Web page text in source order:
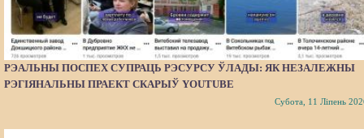
РЭАЛЬНЫ ПОСПЕХ СУПРАЦЬ РЭСУРСУ ЎЛАДЫ: ЯК НЕЗАЛЕЖНЫ
РЭГІЯНАЛЬНЫ ПРАЕКТ СКАРЫЎ YOUTUBE
Субота, 11 Ліпень